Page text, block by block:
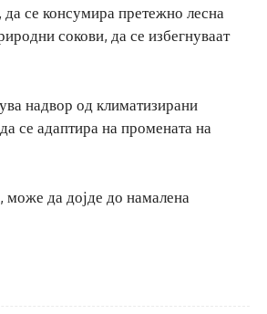
се консумира претежно лесна
сокови, да се избегнуваат
надвор од климатизирани
се адаптира на промената на
може да дојде до намалена